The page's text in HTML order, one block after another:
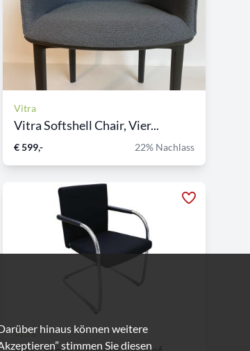
Vitra
Vitra Softshell Chair, Vier...
€ 599,- 22% Nachlass
Vitra hinaus können weitere
stimmen Sie diesen